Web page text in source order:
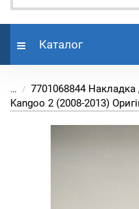
Каталог
...
7701068844 Накладка
Kangoo 2 (2008-2013)